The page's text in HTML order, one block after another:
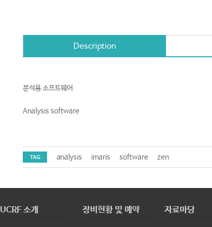
Description
분석용 소프트웨어
Analysis software
TAG analysis imaris software zen
UCRF 소개 장비현황 및 예약 자료마당